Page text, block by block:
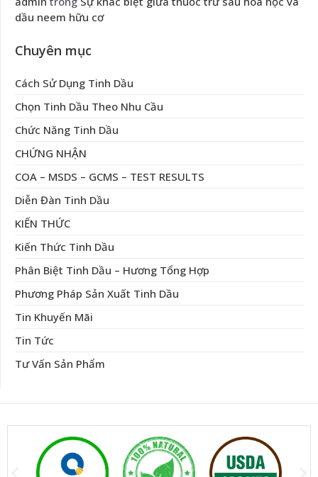
dầu neem hữu cơ
Chuyên mục
Cách Sử Dụng Tinh Dầu
Chọn Tinh Dầu Theo Nhu Cầu
Chức Năng Tinh Dầu
CHỨNG NHẬN
COA – MSDS – GCMS – TEST RESULTS
Diễn Đàn Tinh Dầu
KIẾN THỨC
Kiến Thức Tinh Dầu
Phân Biệt Tinh Dầu – Hương Tổng Hợp
Phương Pháp Sản Xuất Tinh Dầu
Tin Khuyến Mãi
Tin Tức
Tư Vấn Sản Phẩm